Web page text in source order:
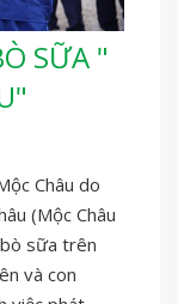
SỮA "
Châu do
(Mộc Châu
sữa trên
và con